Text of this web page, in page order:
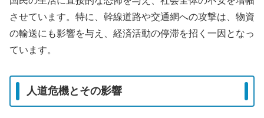
させています。特に、幹線道路や交通網への攻撃は、物資
の輸送にも影響を与え、経済活動の停滞を招く一因となっ
ています。
人道危機とその影響